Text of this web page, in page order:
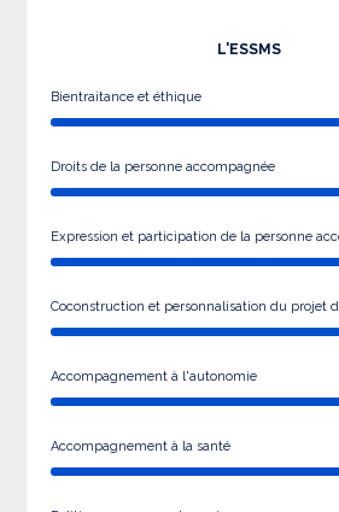
L'ESSMS
Bientraitance et éthique
Droits de la personne accompagnée
Expression et participation de la personne
Coconstruction et personnalisation du projet
Accompagnement à l'autonomie
Accompagnement à la santé